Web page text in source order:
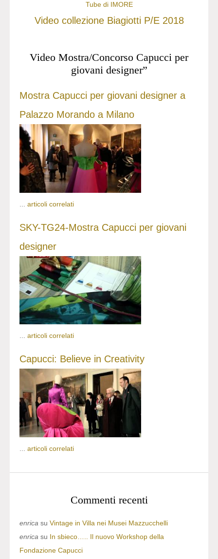
Tube di IMORE
Video collezione Biagiotti P/E 2018
Video Mostra/Concorso Capucci per
giovani designer”
Mostra Capucci per giovani designer a
Palazzo Morando a Milano
articoli correlati
SKY-TG24-Mostra Capucci per giovani
designer
... articoli correlati
Capucci: Believe in Creativity
articoli correlati
Commenti recenti
enrica su Vintage in Villa nei Musei Mazzucchelli
enrica su In sbieco….. Il nuovo Workshop della
Fondazione Capucci